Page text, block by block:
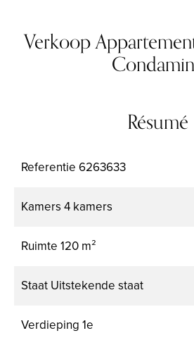
Verkoop
Résumé
Referentie 6263633
Kamers 4 kamers
Ruimte 120 m²
Staat Uitstekende staat
Verdieping 1e